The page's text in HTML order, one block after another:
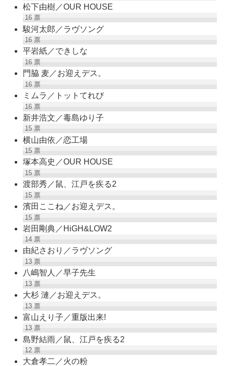
松下由樹／OUR HOUSE
16票
駿河太郎／ラヴソング
16票
平岩紙／できしな
16票
門脇 麦／お迎えデス。
16票
ミムラ／トットてれび
16票
新井浩文／毒島ゆり子
15票
横山由依／恋工場
15票
塚本高史／OUR HOUSE
15票
渡部秀／鼠、江戸を疾る2
15票
濱田ここね／お迎えデス。
15票
岩田剛典／HiGH&LOW2
14票
由紀さおり／ラヴソング
13票
八嶋智人／早子先生
13票
大杉 漣／お迎えデス。
13票
富山えり子／重版出来!
13票
島野結雨／鼠、江戸を疾る2
12票
大倉孝二／火の粉